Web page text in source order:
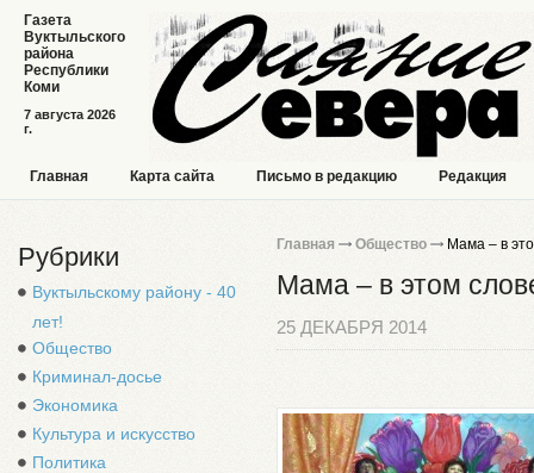
7 августа 2026
г.
Газета
Вуктыльского
района
Республики
Коми
Главная Карта сайта Письмо в редакцию Редакция
Рубрики
Вуктыльскому району - 40
лет!
Общество
Криминал-досье
Экономика
Культура и искусство
Политика
Главная Общество Мама – в
Мама – в этом
25 ДЕКАБРЯ 2014